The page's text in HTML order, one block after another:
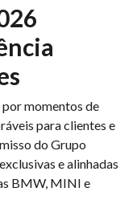
momentos de
para clientes e
do Grupo
e alinhadas
BMW, MINI e